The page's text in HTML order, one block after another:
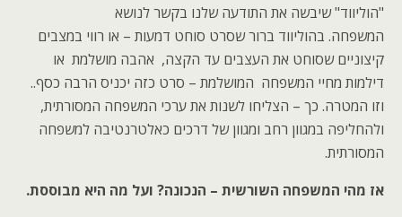
"הוליווד" שיבשה את התודעה שלנו בקשר לנושא
המשפחה. בהוליווד ברור שסרט סוחט דמעות – או רווי במצבים
קיצוניים שסוחט את העצבים עד הקצה, אהבה מושלמת או
דילמות מחיי המשפחה המושלמת – סרט כזה יכניס הרבה כסף..
וזו המטרה. כך – הצליחו לשנות את ערכי המשפחה המסורתית,
ולהחליפה במגוון רחב ומגוון של דרכים כאלטרנטיבה למשפחה
המסורתית.
אז מהי המשפחה השורשית – הנכונה? ועל מה היא מבוססת.